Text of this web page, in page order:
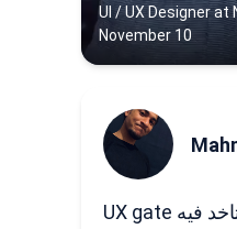
UI / UX Designer at
November 10
UX gate مش مجرد مكان بتاخد فيه